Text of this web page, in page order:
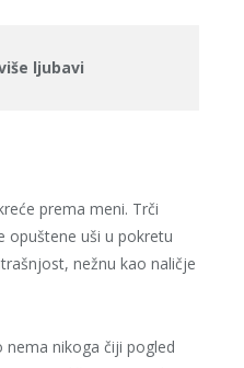
ljubavi
prema meni. Trči
opuštene uši u pokretu
nežnu kao naličje
nema nikoga čiji pogled